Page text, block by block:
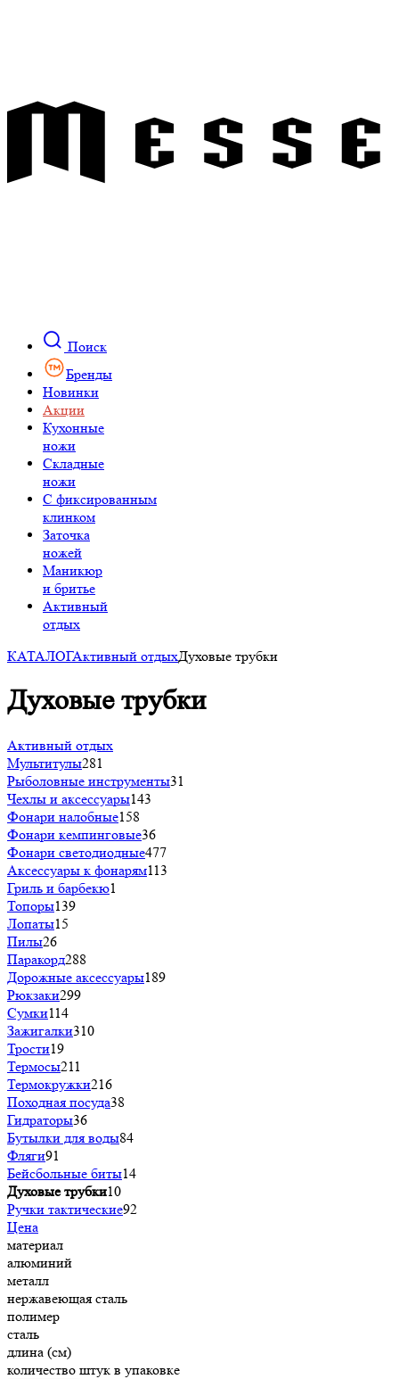
Поиск
Бренды
Новинки
Акции
Кухонные
ножи
Складные
ножи
C фиксированным
клинком
Заточка
ножей
Маникюр
и бритье
Активный
отдых
КАТАЛОГАктивный отдыхДуховые трубки
Духовые трубки
Активный отдых
Мультитулы281
Рыболовные инструменты31
Чехлы и аксессуары143
Фонари налобные158
Фонари кемпинговые36
Фонари светодиодные477
Аксессуары к фонарям113
Гриль и барбекю1
Топоры139
Лопаты15
Пилы26
Паракорд288
Дорожные аксессуары189
Рюкзаки299
Сумки114
Зажигалки310
Трости19
Термосы211
Термокружки216
Походная посуда38
Гидраторы36
Бутылки для воды84
Фляги91
Бейсбольные биты14
Духовые трубки10
Ручки тактические92
Цена
материал
алюминий
металл
нержавеющая сталь
полимер
сталь
длина (см)
количество штук в упаковке